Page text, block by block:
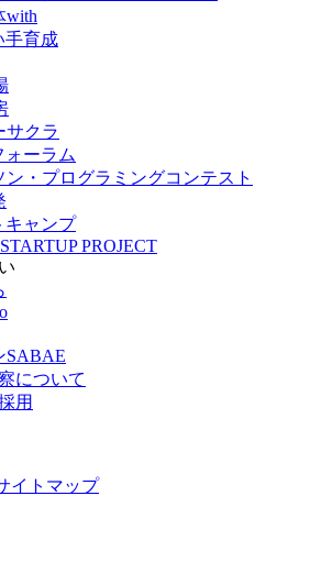
with
手育成
サクラ
ーラム
ン・プログラミングコンテスト
キャンプ
PROJECT
SABAE
について
用
イトマップ